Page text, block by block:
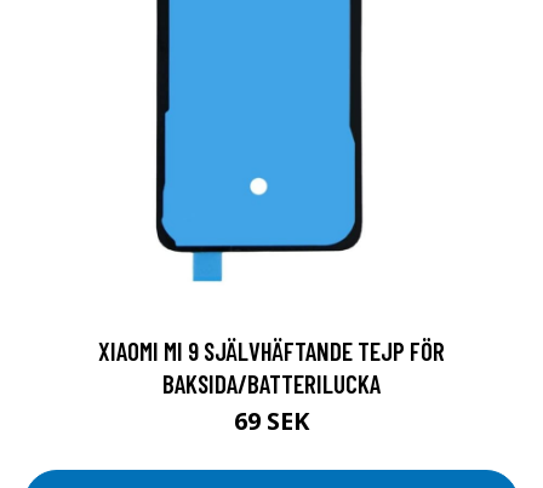
XIAOMI MI 9 SJÄLVHÄFTANDE TEJP FÖR
BAKSIDA/BATTERILUCKA
69 SEK